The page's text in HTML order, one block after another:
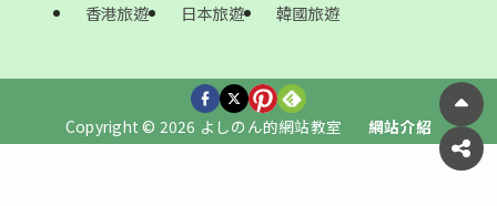
香港旅遊 日本旅遊 韓國旅遊
Copyright © 2026 よしのん的網站教室 網站介紹